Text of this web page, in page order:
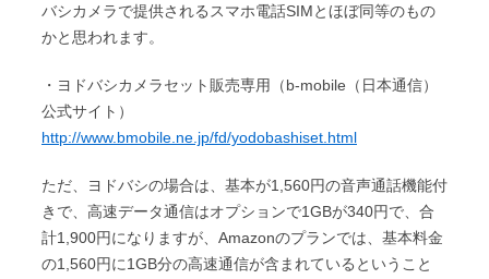
バシカメラで提供されるスマホ電話SIMとほぼ同等のもの
かと思われます。
・ヨドバシカメラセット販売専用（b-mobile（日本通信）
公式サイト）
http://www.bmobile.ne.jp/fd/yodobashiset.html
ただ、ヨドバシの場合は、基本が1,560円の音声通話機能付
きで、高速データ通信はオプションで1GBが340円で、合
計1,900円になりますが、Amazonのプランでは、基本料金
の1,560円に1GB分の高速通信が含まれているということ